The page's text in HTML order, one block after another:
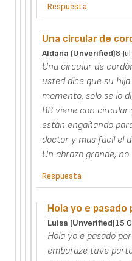
Respuesta
Una circular de
Aldana (unverified)8
Una circular de
usted dice que su
momento, solo se lo
BB viene con circular
están engañando
doctor y mas fácil el
Un abrazo grande,
Respuesta
Hola yo e pasado
Luisa (unverified)15
Hola yo e pasado
embaraze tuve